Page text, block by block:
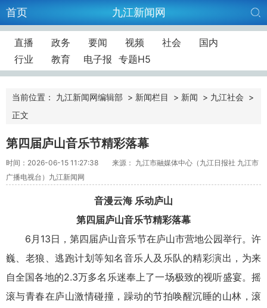
首页 九江新闻网
直播 政务 要闻 视频 社会
国内
行业
教育 电子报 专题H5
当前位置： 九江新闻网编辑部 > 新闻栏目 > 新闻 > 九江社会 >
正文
第四届庐山音乐节精彩落幕
时间：2026-06-15 11:27:38
来源： 九江市融媒体中心（九江日报社 九江市
广播电视台）九江新闻网
音漫云海 乐动庐山
第四届庐山音乐节精彩落幕
6月13日，第四届庐山音乐节在庐山市营地公园举行。许
巍、老狼、逃跑计划等知名音乐人及乐队的精彩演出，为来
自全国各地的2.3万多名乐迷奉上了一场极致的视听盛宴。摇
滚与青春在庐山激情碰撞，躁动的节拍唤醒沉睡的山林，滚